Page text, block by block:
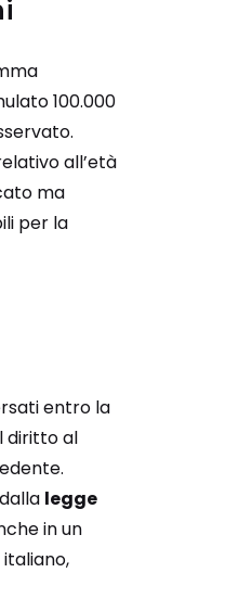
100.000
all’età
ma
per la
entro la
diritto al
legge
in un